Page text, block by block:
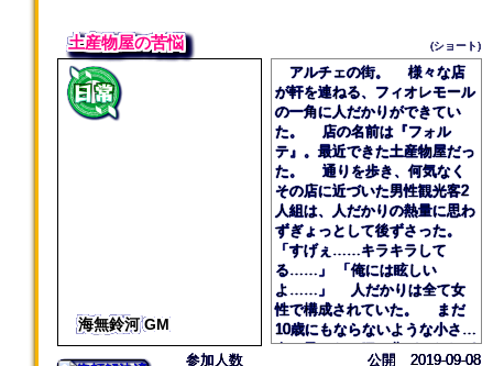
メなメメルには手を焼いているが、心の底
彼女のことを深く尊敬している。
土産物屋の苦悩 (ショート)
海無鈴河 GM
アルチェの街。 様々な店
が軒を連ねる、フィオレモール
の一角に人だかりができてい
た。 店の名前は『フォル
テ』。最近できた土産物屋だっ
た。 通りを歩き、何気なく
その店に近づいた男性観光客2
人組は、人だかりの熱量に思わ
ずぎょっとして後ずさった。
「すげぇ……キラキラして
る……」 「俺には眩しい
よ……」 人だかりは全て女
性で構成されていた。 まだ
10歳にもならないような小さな
女の子から、腰の曲がったおば
参加人数
公開 2019-09-08